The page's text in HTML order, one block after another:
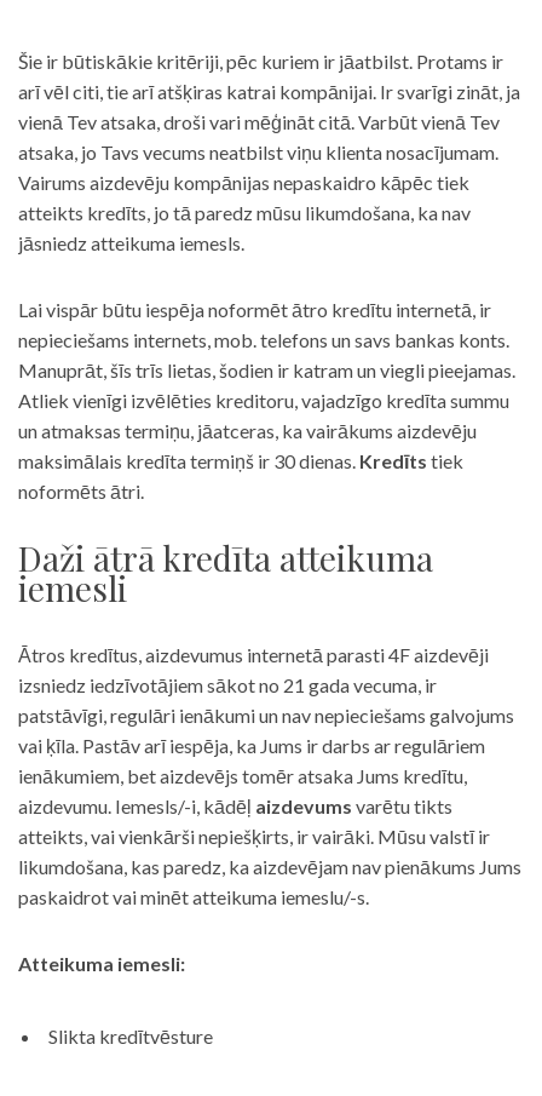
Šie ir būtiskākie kritēriji, pēc kuriem ir jāatbilst. Protams ir
arī vēl citi, tie arī atšķiras katrai kompānijai. Ir svarīgi zināt, ja
vienā Tev atsaka, droši vari mēģināt citā. Varbūt vienā Tev
atsaka, jo Tavs vecums neatbilst viņu klienta nosacījumam.
Vairums aizdevēju kompānijas nepaskaidro kāpēc tiek
atteikts kredīts, jo tā paredz mūsu likumdošana, ka nav
jāsniedz atteikuma iemesls.
Lai vispār būtu iespēja noformēt ātro kredītu internetā, ir
nepieciešams internets, mob. telefons un savs bankas konts.
Manuprāt, šīs trīs lietas, šodien ir katram un viegli pieejamas.
Atliek vienīgi izvēlēties kreditoru, vajadzīgo kredīta summu
un atmaksas termiņu, jāatceras, ka vairākums aizdevēju
maksimālais kredīta termiņš ir 30 dienas. Kredīts tiek
noformēts ātri.
Daži ātrā kredīta atteikuma
iemesli
Ātros kredītus, aizdevumus internetā parasti 4F aizdevēji
izsniedz iedzīvotājiem sākot no 21 gada vecuma, ir
patstāvīgi, regulāri ienākumi un nav nepieciešams galvojums
vai ķīla. Pastāv arī iespēja, ka Jums ir darbs ar regulāriem
ienākumiem, bet aizdevējs tomēr atsaka Jums kredītu,
aizdevumu. Iemesls/-i, kādēļ aizdevums varētu tikts
atteikts, vai vienkārši nepiešķirts, ir vairāki. Mūsu valstī ir
likumdošana, kas paredz, ka aizdevējam nav pienākums Jums
paskaidrot vai minēt atteikuma iemeslu/-s.
Atteikuma iemesli:
Slikta kredītvēsture